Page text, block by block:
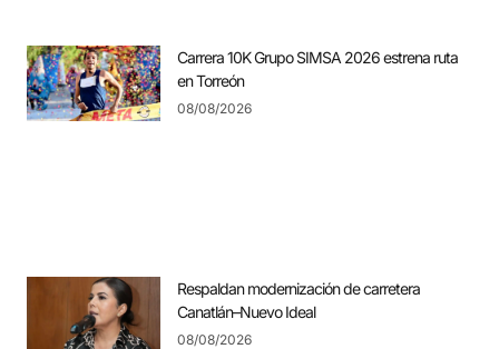
Carrera 10K Grupo SIMSA 2026 estrena ruta
en Torreón
08/08/2026
Respaldan modernización de carretera
Canatlán–Nuevo Ideal
08/08/2026